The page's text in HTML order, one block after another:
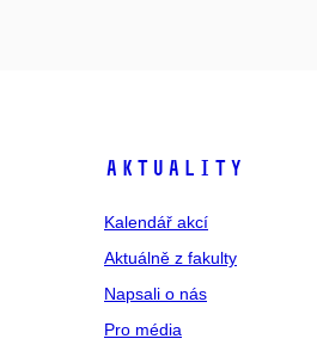
Aktuality
Kalendář akcí
Aktuálně z fakulty
Napsali o nás
Pro média